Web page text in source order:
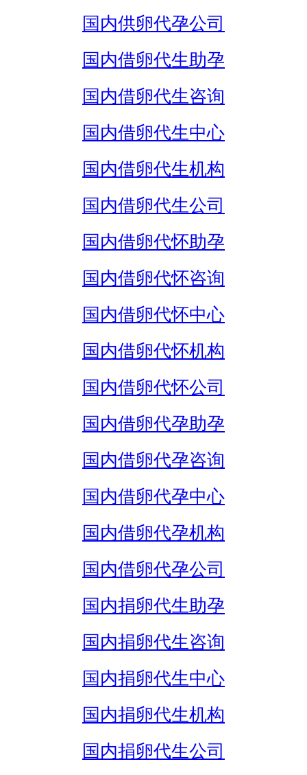
国内供卵代孕公司
国内借卵代生助孕
国内借卵代生咨询
国内借卵代生中心
国内借卵代生机构
国内借卵代生公司
国内借卵代怀助孕
国内借卵代怀咨询
国内借卵代怀中心
国内借卵代怀机构
国内借卵代怀公司
国内借卵代孕助孕
国内借卵代孕咨询
国内借卵代孕中心
国内借卵代孕机构
国内借卵代孕公司
国内捐卵代生助孕
国内捐卵代生咨询
国内捐卵代生中心
国内捐卵代生机构
国内捐卵代生公司